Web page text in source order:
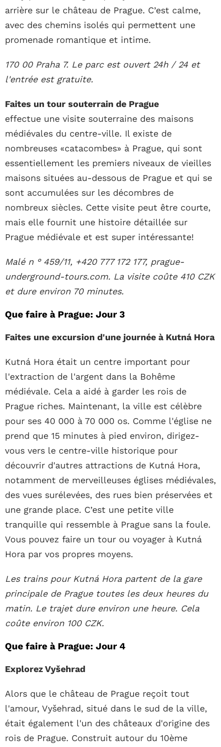
arrière sur le château de Prague. C’est calme,
avec des chemins isolés qui permettent une
promenade romantique et intime.
170 00 Praha 7. Le parc est ouvert 24h / 24 et
l'entrée est gratuite.
Faites un tour souterrain de Prague
effectue une visite souterraine des maisons
médiévales du centre-ville. Il existe de
nombreuses «catacombes» à Prague, qui sont
essentiellement les premiers niveaux de vieilles
maisons situées au-dessous de Prague et qui se
sont accumulées sur les décombres de
nombreux siècles. Cette visite peut être courte,
mais elle fournit une histoire détaillée sur
Prague médiévale et est super intéressante!
Malé n ° 459/11, +420 777 172 177, prague-
underground-tours.com. La visite coûte 410 CZK
et dure environ 70 minutes.
Que faire à Prague: Jour 3
Faites une excursion d'une journée à Kutná Hora
Kutná Hora était un centre important pour
l'extraction de l'argent dans la Bohême
médiévale. Cela a aidé à garder les rois de
Prague riches. Maintenant, la ville est célèbre
pour ses 40 000 à 70 000 os. Comme l'église ne
prend que 15 minutes à pied environ, dirigez-
vous vers le centre-ville historique pour
découvrir d'autres attractions de Kutná Hora,
notamment de merveilleuses églises médiévales,
des vues surélevées, des rues bien préservées et
une grande place. C’est une petite ville
tranquille qui ressemble à Prague sans la foule.
Vous pouvez faire un tour ou voyager à Kutná
Hora par vos propres moyens.
Les trains pour Kutná Hora partent de la gare
principale de Prague toutes les deux heures du
matin. Le trajet dure environ une heure. Cela
coûte environ 100 CZK.
Que faire à Prague: Jour 4
Explorez Vyšehrad
Alors que le château de Prague reçoit tout
l'amour, Vyšehrad, situé dans le sud de la ville,
était également l'un des châteaux d'origine des
rois de Prague. Construit autour du 10ème